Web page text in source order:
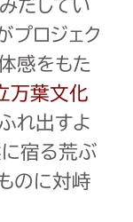
だしてい
プロジェク
感をもた
万葉文化
れ出すよ
宿る荒ぶ
のに対峙